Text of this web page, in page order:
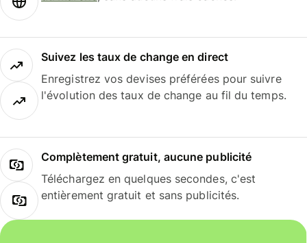
Suivez les taux de change en direct
Enregistrez vos devises préférées pour suivre
l'évolution des taux de change au fil du temps.
Complètement gratuit, aucune publicité
Téléchargez en quelques secondes, c'est
entièrement gratuit et sans publicités.